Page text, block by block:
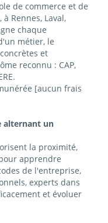
de commerce et de
Rennes, Laval,
chaque
métier, le
et
reconnu : CAP,
[aucun frais
alternant un
la proximité,
apprendre
de l'entreprise,
experts dans
et évoluer